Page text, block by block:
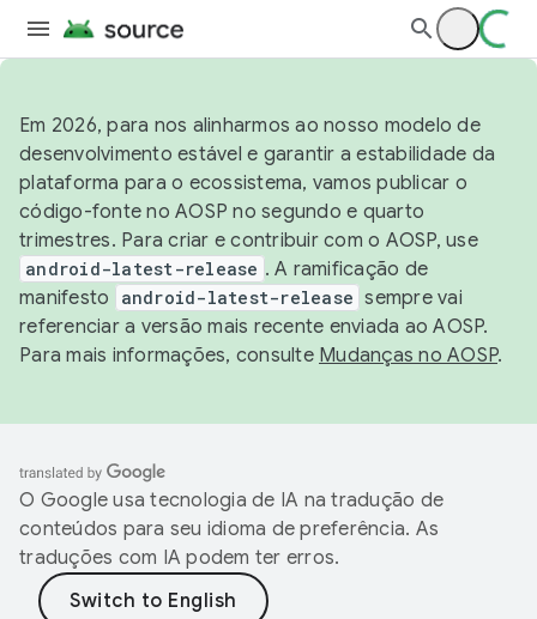
Em 2026, para nos alinharmos ao nosso modelo de
desenvolvimento estável e garantir a estabilidade da
plataforma para o ecossistema, vamos publicar o
código-fonte no AOSP no segundo e quarto
trimestres. Para criar e contribuir com o AOSP, use
android-latest-release . A ramificação de
manifesto
android-latest-release sempre vai
referenciar a versão mais recente enviada ao AOSP.
Para mais informações, consulte Mudanças no AOSP.
O Google usa tecnologia de IA na tradução de
conteúdos para seu idioma de preferência. As
traduções com IA podem ter erros.